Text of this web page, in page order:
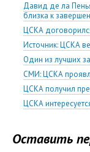
Давид де ла
близка к
ЦСКА
Источник: ЦСКА
Один из лучших
СМИ: ЦСКА
ЦСКА получил
ЦСКА
Оставить